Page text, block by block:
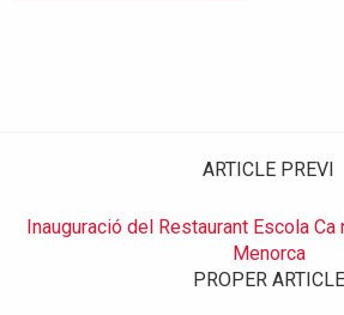
ARTICLE PREVI
Inauguració del Restaurant Escola Ca
Menorca
PROPER ARTICLE